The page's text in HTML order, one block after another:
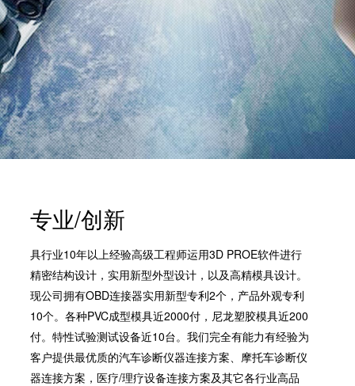
重卡诊断接头
SCR尿素泵检测线
ECU刷写波箱克隆接头
摩托机车诊断连接
摩托车诊断线
摩托车转接头
理疗/医疗设备连接
通用数据线
通讯数据线
设计开发
专业/创新
具行业10年以上经验高级工程师运用3D PROE软件进行
精密结构设计，实用新型外型设计，以及高精模具设计。
现公司拥有OBD连接器实用新型专利2个，产品外观专利
10个。各种PVC成型模具近2000付，尼龙塑胶模具近200
付。特性试验测试设备近10台。我们完全有能力有经验为
客户提供最优质的汽车诊断仪器连接方案、摩托车诊断仪
器连接方案，医疗/理疗设备连接方案及其它各行业高品